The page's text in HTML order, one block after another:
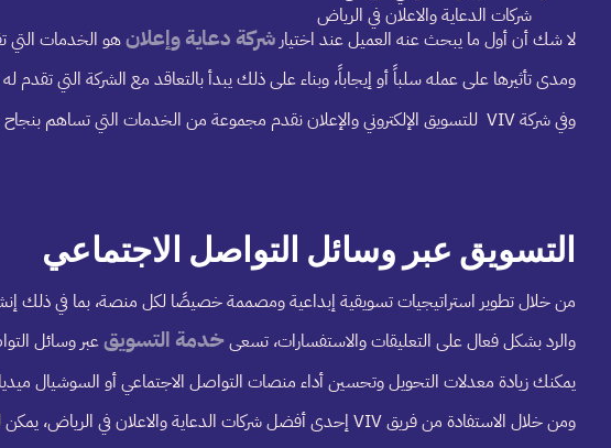
شركات الدعاية والاعلان في الرياض
لا شك أن أول ما يبحث عنه العميل عند اختيار شركة دعاية وإعلانهو الخدمات التي
ومدى تأثيرها على عمله سلباً أو إيجاباً، وبناء على ذلك يبدأ بالتعاقد مع الشركة التي تقدم
وفي شركة VIV للتسويق الإلكتروني والإعلان نقدم مجموعة من الخدمات التي تساهم بنجاح في التوسع السريع للعلامة التجارية مع زيادة حصتها في السوق وكسب التفوق النوعي على المنافسين، وهذه بعض من خدماتنا:
التسويق عبر وسائل التواصل الاجتماعي
من خلال تطوير استراتيجيات تسويقية إبداعية ومصممة خصيصًا لكل منصة، بما في ذلك
والرد بشكل فعال على التعليقات والاستفسارات، تسعى خدمة التسويقعبر وسائل
يمكنك زيادة معدلات التحويل وتحسين أداء منصات التواصل الاجتماعي أو السوشيال
ومن خلال الاستفادة من فريق VIV إحدى أفضل شركات الدعاية والاعلان في الرياض، يمكن للشركات زيادة مشاركة الجمهور والاعتراف بالعلامة التجارية مع تحقيق نتائج قابلة للقياس.